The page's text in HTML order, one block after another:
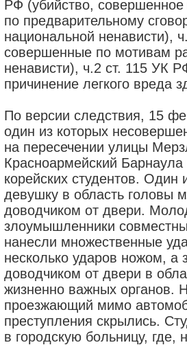
РФ (убийство, совершенное
по предварительному
национальной ненависти),
совершенные по мотивам
ненависти), ч.2 ст. 115 УК
причинение легкого вреда
По версии следствия, 15
один из которых
на пересечении улицы
Красноармейский
корейских студентов.
девушку в область головы
доводчиком от двери.
злоумышленники
нанесли множественные
несколько ударов ножом, а
доводчиком от двери в
жизненно важных органов.
проезжающий мимо
преступления скрылись.
в городскую больницу, где,